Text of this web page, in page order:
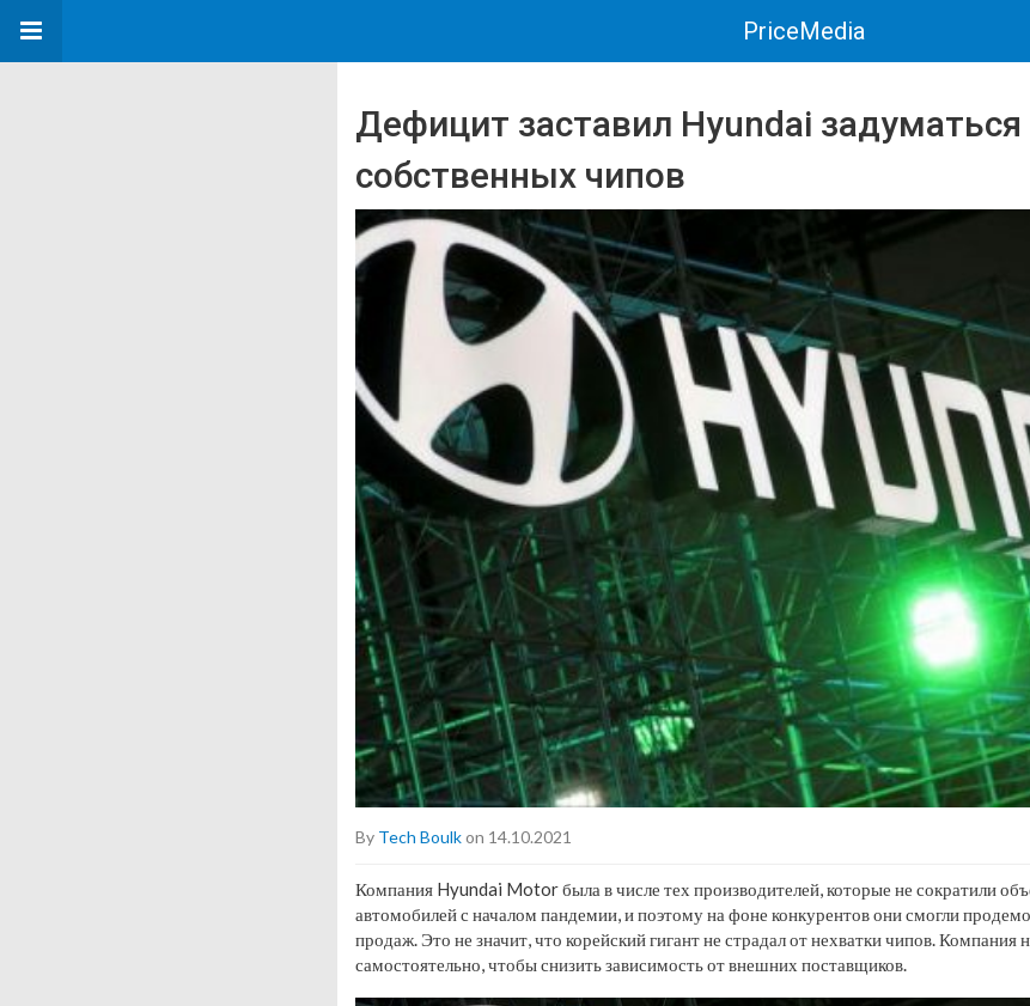
PriceMedia
Дефицит заставил Hyundai задуматься
собственных чипов
By Tech Boulkon 14.10.2021
Компания Hyundai Motor была в числе тех производителей, которые не сократили
автомобилей с началом пандемии, и поэтому на фоне конкурентов они смогли
продаж. Это не значит, что корейский гигант не страдал от нехватки чипов. Компания
самостоятельно, чтобы снизить зависимость от внешних поставщиков.